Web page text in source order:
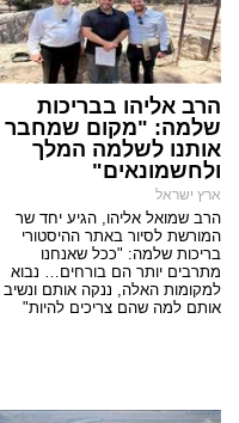
הרב אליהו בבריכות
שלמה: "מקום שמחבר
אותנו לשלמה המלך
ולחשמונאים"
ארץ ישראל
הרב שמואל אליהו, הגיע יחד שר
המורשת לסיור באתר ההיסטורי
בריכות שלמה: "ככל שאנחנו
מתרבים יותר הם בורחים… נבוא
למקומות האלה, ננקה אותם ונשיב
אותם למה שהם צריכים להיות"